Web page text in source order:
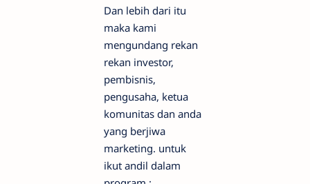
Dan lebih dari itu
maka kami
mengundang rekan
rekan investor,
pembisnis,
pengusaha, ketua
komunitas dan anda
yang berjiwa
marketing. untuk
ikut andil dalam